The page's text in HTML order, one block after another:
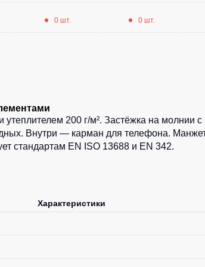
0 шт. 0 шт.
200 г/м². Застёжка на молнии
Внутри — карман для телефона.
стандартам EN ISO 13688 и EN 342.
Характеристики